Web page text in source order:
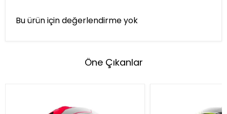
Bu ürün için değerlendirme yok
Öne Çıkanlar